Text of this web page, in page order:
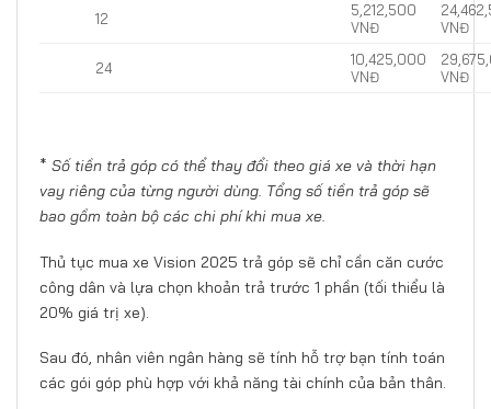
12
5,212,500
VNĐ
VNĐ
24
10,425,000
VNĐ
VNĐ
* Số tiền trả góp có thể thay đổi theo giá xe và thời hạn
vay riêng của từng người dùng. Tổng số tiền trả góp sẽ
bao gồm toàn bộ các chi phí khi mua xe.
Thủ tục mua xe Vision 2025 trả góp sẽ chỉ cần căn cước
công dân và lựa chọn khoản trả trước 1 phần (tối thiểu là
20% giá trị xe).
Sau đó, nhân viên ngân hàng sẽ tính hỗ trợ bạn tính toán
các gói góp phù hợp với khả năng tài chính của bản thân.